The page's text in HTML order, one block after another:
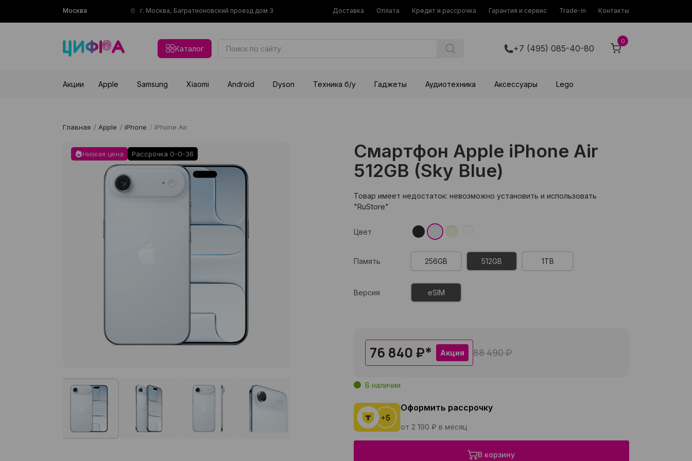
Москва г. Москва, Багратионовский проезд дом 3 Доставка Оплата Кредит и рассрочка Гарантия и сервис Trade-in Контакты
Каталог +7 (495) 085-40-80
0
Акции Apple Samsung Xiaomi Android Dyson Техника б/у Гаджеты Аудиотехника Аксессуары Lego
Главная / Apple / iPhone / iPhone Air
Низкая цена Рассрочка 0-0-36
Смартфон Apple iPhone Air
512GB (Sky Blue)
Товар имеет недостаток: невозможно установить и использовать
"RuStore"
Цвет
Память 256GB 512GB 1TB
Версия eSIM
76 840 ₽* Акция 88 490 ₽
В наличии
Оформить рассрочку
от 2 190 ₽ в месяц
В корзину